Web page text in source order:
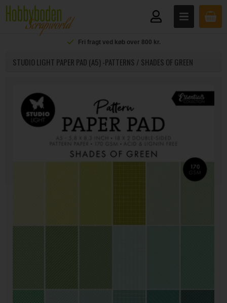
Fri fragt ved køb over 800 kr.
STUDIO LIGHT PAPER PAD (A5) -PATTERNS / SHADES OF GREEN